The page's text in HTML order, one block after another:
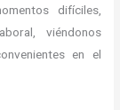
difíciles,
viéndonos
en el